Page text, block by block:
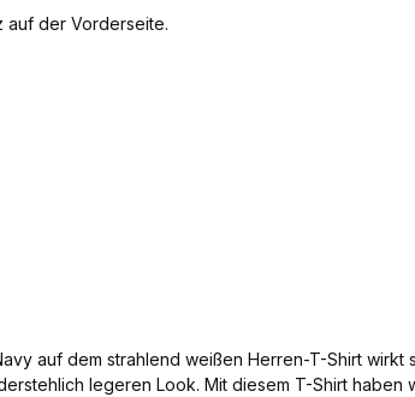
auf dem strahlend weißen Herren-T-Shirt
legeren Look. Mit diesem T-Shirt